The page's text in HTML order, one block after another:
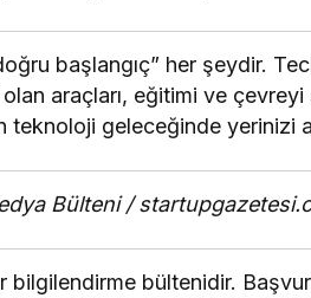
başlangıç” her şeydir.
araçları, eğitimi ve
teknoloji geleceğinde yerinizi
Bülteni /
bilgilendirme bültenidir.